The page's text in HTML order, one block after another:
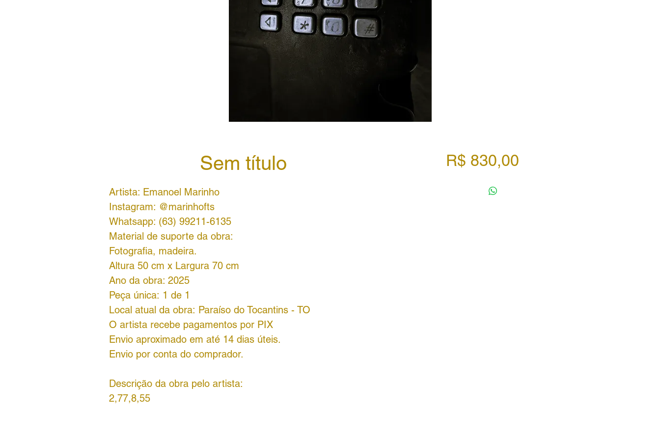
Sem título
Artista: Emanoel Marinho
Instagram: @marinhofts
Whatsapp: (63) 99211-6135
Material de suporte da obra:
Fotografia, madeira.
Altura 50 cm x Largura 70 cm
Ano da obra: 2025
Peça única: 1 de 1
Local atual da obra: Paraíso do Tocantins - TO
O artista recebe pagamentos por PIX
Envio aproximado em até 14 dias úteis.
Envio por conta do comprador.
Descrição da obra pelo artista:
2,77,8,55
R$ 830,00